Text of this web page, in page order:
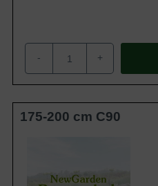
- +
175-200 cm C90